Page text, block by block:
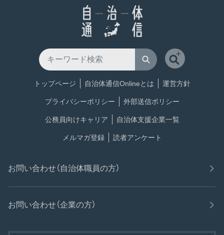
トップページ 自治体通信Onlineとは 運営方針
プライバシーポリシー 外部送信ポリシー
公務員向けキャリア 自治体支援企業一覧
メルマガ登録 読者アンケート
お問い合わせ（自治体職員の方）
お問い合わせ（企業の方）